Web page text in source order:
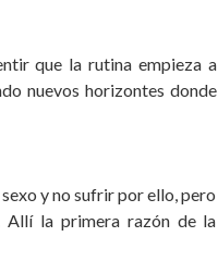
que la rutina empieza a
nuevos horizontes donde
y no sufrir por ello, pero
Allí la primera razón de la